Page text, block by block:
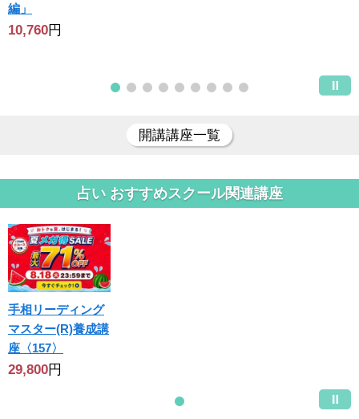
編」
10,760円
開講講座一覧
占い おすすめスクール関連講座
手相リーディング
マスター(R)養成講
座〈157〉
29,800円